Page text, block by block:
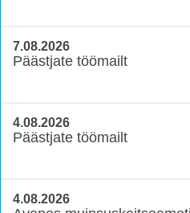
7.08.2026
Päästjate töömailt
4.08.2026
Päästjate töömailt
4.08.2026